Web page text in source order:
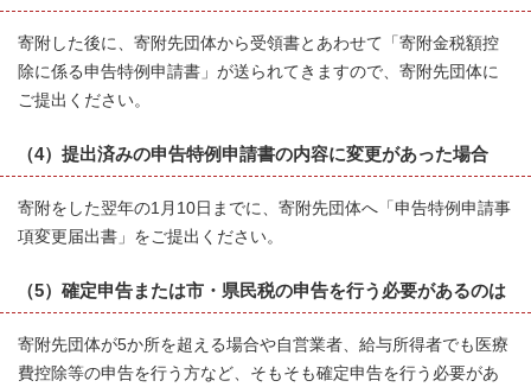
寄附した後に、寄附先団体から受領書とあわせて「寄附金税額控
除に係る申告特例申請書」が送られてきますので、寄附先団体に
ご提出ください。
（4）提出済みの申告特例申請書の内容に変更があった場合
寄附をした翌年の1月10日までに、寄附先団体へ「申告特例申請事
項変更届出書」をご提出ください。
（5）確定申告または市・県民税の申告を行う必要があるのは
寄附先団体が5か所を超える場合や自営業者、給与所得者でも医療
費控除等の申告を行う方など、そもそも確定申告を行う必要があ